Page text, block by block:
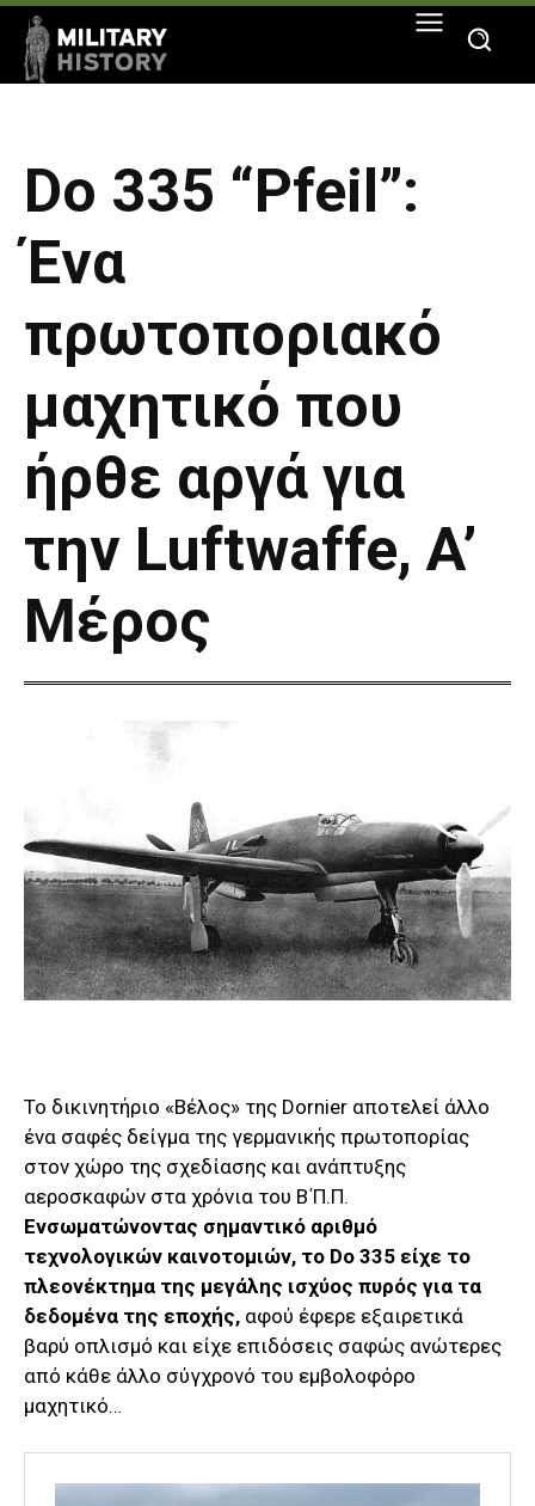
Do 335 “Pfeil”:
Ένα
πρωτοποριακό
μαχητικό που
ήρθε αργά για
την Luftwaffe, A’
Μέρος
To δικινητήριο «Βέλος» της Dornier αποτελεί άλλο
ένα σαφές δείγμα της γερμανικής πρωτοπορίας
στον χώρο της σχεδίασης και ανάπτυξης
αεροσκαφών στα χρόνια του Β΄Π.Π.
Ενσωματώνοντας σημαντικό αριθμό
τεχνολογικών καινοτομιών, το Do 335 είχε το
πλεονέκτημα της μεγάλης ισχύος πυρός για τα
δεδομένα της εποχής, αφού έφερε εξαιρετικά
βαρύ οπλισμό και είχε επιδόσεις σαφώς ανώτερες
από κάθε άλλο σύγχρονό του εμβολοφόρο
μαχητικό…